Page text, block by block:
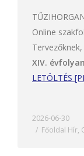
Online
XIV.
LETÖLTÉS
2026-06-30
Főoldal Hír,